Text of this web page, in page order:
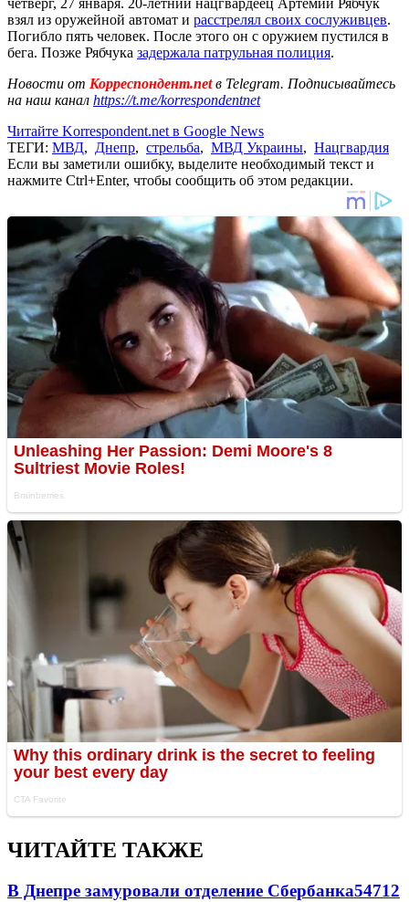
взял из оружейной автомат и расстрелял своих сослуживцев.
Погибло пять человек. После этого он с оружием пустился в
бега. Позже Рябчука задержала патрульная полиция.
Новости от Корреспондент.netв Telegram. Подписывайтесь
на наш канал https://t.me/korrespondentnet
Читайте Korrespondent.net в Google News
ТЕГИ: МВД, Днепр, стрельба, МВД Украины, Нацгвардия
Если вы заметили ошибку, выделите необходимый текст и
нажмите Ctrl+Enter, чтобы сообщить об этом редакции.
ЧИТАЙТЕ ТАКЖЕ
В Днепре замуровали отделение Сбербанка54712